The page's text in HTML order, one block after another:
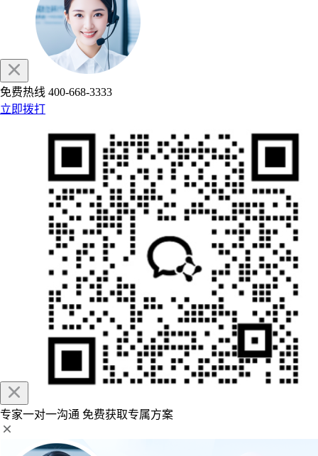
免费热线 400-668-3333
立即拨打
专家一对一沟通 免费获取专属方案